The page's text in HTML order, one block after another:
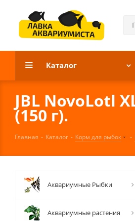
Каталог
JBL NovoLotl
(150 г).
Главная - Каталог - Корм для рыбок -
Аквариумные Рыбки
Аквариумные растения